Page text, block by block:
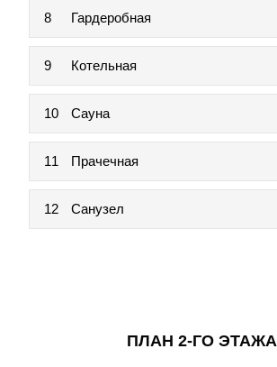
8 Гардеробная
9 Котельная
10 Сауна
11 Прачечная
12 Санузел
ПЛАН 2-ГО ЭТАЖА